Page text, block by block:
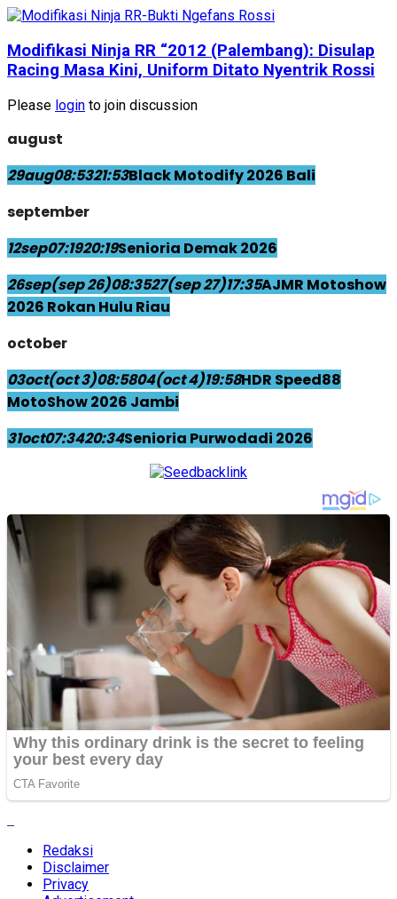
Modifikasi Ninja RR “2012 (Palembang): Disulap
Racing Masa Kini, Uniform Ditato Nyentrik Rossi
Please login to join discussion
august
29aug08:5321:53Black Motodify 2026 Bali
september
12sep07:1920:19Senioria Demak 2026
26sep(sep 26)08:3527(sep 27)17:35AJMR Motoshow
2026 Rokan Hulu Riau
october
03oct(oct 3)08:5804(oct 4)19:58HDR Speed88
MotoShow 2026 Jambi
31oct07:3420:34Senioria Purwodadi 2026
Redaksi
Disclaimer
Privacy